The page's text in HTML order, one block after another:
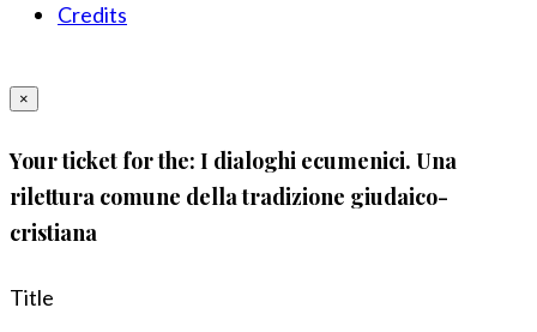
Credits
×
Your ticket for the: I dialoghi ecumenici. Una
rilettura comune della tradizione giudaico-
cristiana
Title